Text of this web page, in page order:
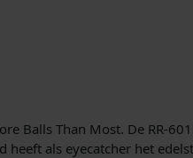
Balls Than Most. De RR-
als eyecatcher het